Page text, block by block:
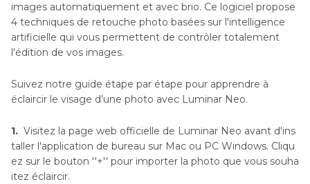
images automatiquement et avec brio. Ce logiciel propose
4 techniques de retouche photo basées sur l'intelligence
artificielle qui vous permettent de contrôler totalement
l'édition de vos images.
Suivez notre guide étape par étape pour apprendre à
éclaircir le visage d’une photo avec Luminar Neo.
1. Visitez la page web officielle de Luminar Neo avant d'ins
taller l'application de bureau sur Mac ou PC Windows. Cliqu
ez sur le bouton ''+'' pour importer la photo que vous souha
itez éclaircir.